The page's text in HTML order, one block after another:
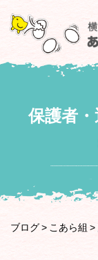
保護者
ブログ こあら組